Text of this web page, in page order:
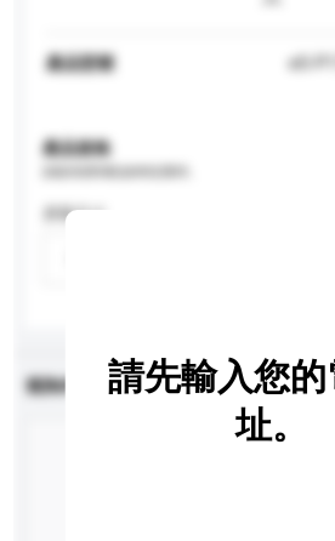
產品型號 eS-
產品規格
屏幕尺寸
查詢內容
請先輸入您
址。